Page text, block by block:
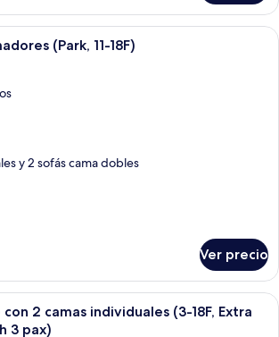
Una habitación de hotel moderna
(Park, 11-18F)
y 2 sofás cama dobles
Ver precio
Habitación de hotel con dos camas,
2 camas individuales (3-18F, Extra
3 pax)